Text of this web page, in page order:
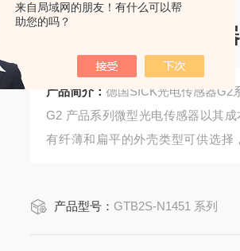
来自局域网的朋友！有什么可以帮
助您的吗？
德国SICK光电传感
产品简介：德国SICK光电传感器G2
G2 产品系列微型光电传感器以其
有纤薄和扁平的外壳类型可供选择
产品型号： GTB2S-N1451 系列